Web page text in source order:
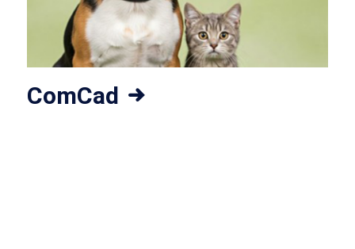
ComCad